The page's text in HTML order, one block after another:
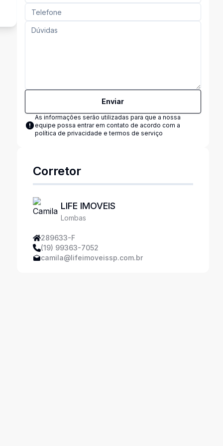
Enviar
As informações serão utilizadas para que a nossa
equipe possa entrar em contato de acordo com a
política de privacidade e termos de serviço
Corretor
LIFE IMOVEIS
Lombas
289633-F
(19) 99363-7052
camila@lifeimoveissp.com.br